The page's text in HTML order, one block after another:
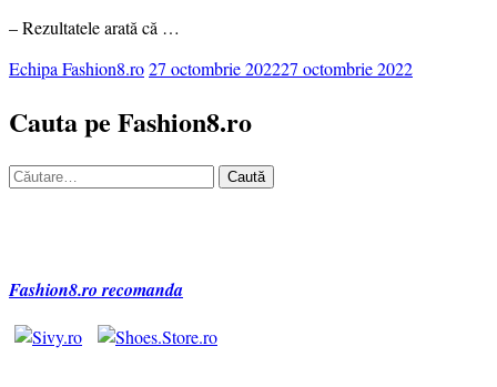
– Rezultatele arată că …
Echipa Fashion8.ro27 octombrie 202227 octombrie 2022
Cauta pe Fashion8.ro
Caută
Fashion8.ro recomanda